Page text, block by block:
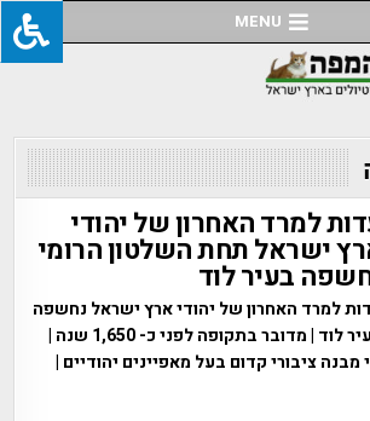
MENU
למרד האחרון של יהודי
ישראל תחת השלטון הרומי
בעיר לוד
למרד האחרון של יהודי ארץ ישראל נחשפה
בעיר לוד | מדובר בתקופה לפני כ- 1,650 שנה |
מבנה ציבורי קדום בעל מאפיינים יהודיים |